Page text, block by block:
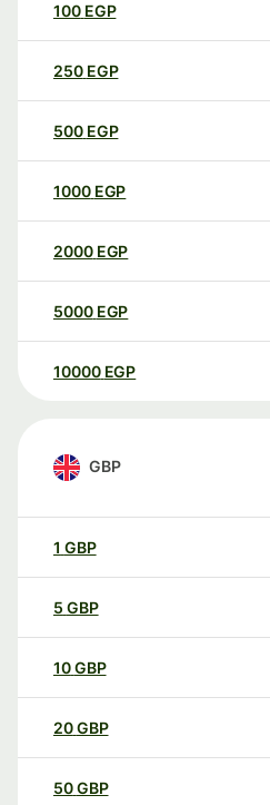
100 EGP
250 EGP
500 EGP
1000 EGP
2000 EGP
5000 EGP
10000 EGP
GBP
1 GBP
5 GBP
10GBP
20GBP
50GBP